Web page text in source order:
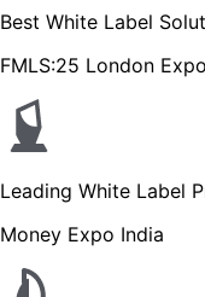
Best White Label
FMLS:25 London Expo
Leading White Label
Money Expo India